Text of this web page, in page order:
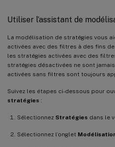
Utiliser l’assistant de
La modélisation de stratégies vous
activées avec des filtres à des fins
les stratégies activées avec des
stratégies désactivées ne sont
activées sans filtres sont toujours
Suivez les étapes ci-dessous pour
stratégies :
Sélectionnez Stratégies dans le
Sélectionnez l’onglet